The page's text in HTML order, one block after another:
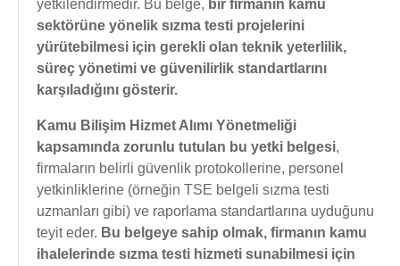
yetkilendirmedir. Bu belge, bir firmanın kamu
sektörüne yönelik sızma testi projelerini
yürütebilmesi için gerekli olan teknik yeterlilik,
süreç yönetimi ve güvenilirlik standartlarını
karşıladığını gösterir.
Kamu Bilişim Hizmet Alımı Yönetmeliği
kapsamında zorunlu tutulan bu yetki belgesi,
firmaların belirli güvenlik protokollerine, personel
yetkinliklerine (örneğin TSE belgeli sızma testi
uzmanları gibi) ve raporlama standartlarına uyduğunu
teyit eder. Bu belgeye sahip olmak, firmanın kamu
ihalelerinde sızma testi hizmeti sunabilmesi için